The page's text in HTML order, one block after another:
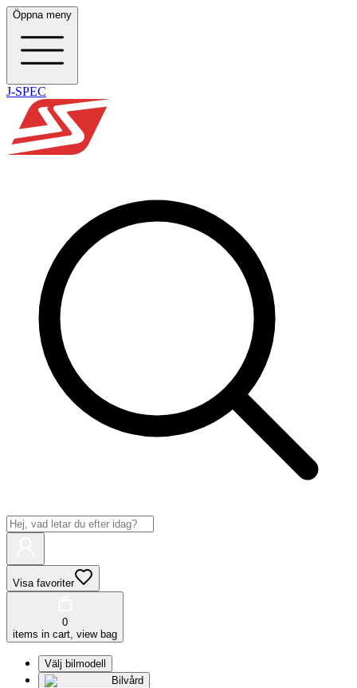
Öppna meny
J-SPEC
Visa favoriter
0
items in cart, view bag
Välj bilmodell
Bilvård